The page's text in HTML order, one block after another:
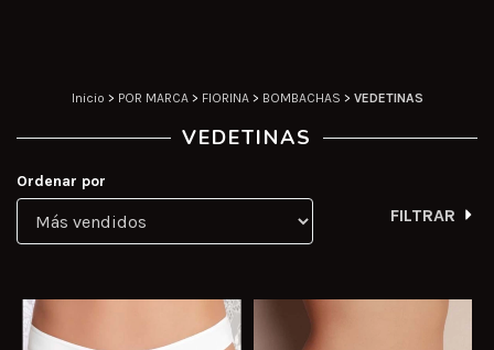
Inicio > POR MARCA > FIORINA > BOMBACHAS > VEDETINAS
VEDETINAS
Ordenar por
FILTRAR